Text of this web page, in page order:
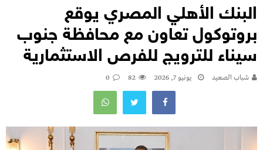
البنك الأهلي المصري يوقع
بروتوكول تعاون مع محافظة جنوب
سيناء للترويج للفرص الاستثمارية
شباب الصعيد يونيو 7, 2026 82
0